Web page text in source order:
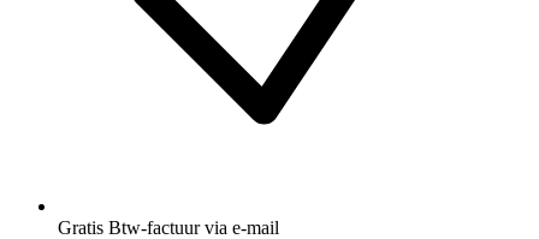
Gratis Btw-factuur via e-mail